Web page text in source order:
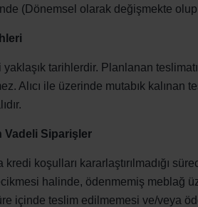
(Dönemsel olarak değişmekte
tarihlerdir. Planlanan
Alıcı ile üzerinde mutabık
Vadeli Siparişler
kredi koşulları kararlaştırılmadığı
halinde, ödenmemiş meblağ
içinde teslim edilmemesi ve/veya